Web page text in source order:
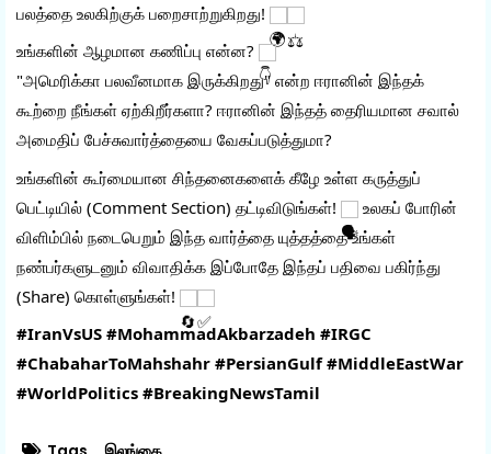
பலத்தை உலகிற்குக் பறைசாற்றுகிறது!
உங்களின் ஆழமான கணிப்பு என்ன?
"அமெரிக்கா பலவீனமாக இருக்கிறது" என்ற ஈரானின் இந்தக்
கூற்றை நீங்கள் ஏற்கிறீர்களா? ஈரானின் இந்தத் தைரியமான சவால்
அமைதிப் பேச்சுவார்த்தையை வேகப்படுத்துமா?
உங்களின் கூர்மையான சிந்தனைகளைக் கீழே உள்ள கருத்துப்
பெட்டியில் (Comment Section) தட்டிவிடுங்கள்!
உலகப் போரின்
விளிம்பில் நடைபெறும் இந்த வார்த்தை யுத்தத்தை உங்கள்
நண்பர்களுடனும் விவாதிக்க இப்போதே இந்தப் பதிவை பகிர்ந்து
(Share) கொள்ளுங்கள்!
#IranVsUS #MohammadAkbarzadeh #IRGC
#ChabaharToMahshahr #PersianGulf #MiddleEastWar
#WorldPolitics #BreakingNewsTamil